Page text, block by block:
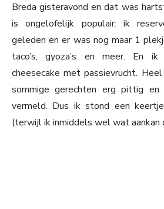
Breda gisteravond en dat was
is ongelofelijk populair: ik
geleden en er was nog maar 1
taco’s, gyoza’s en meer. En
cheesecake met passievrucht.
sommige gerechten erg pittig
vermeld. Dus ik stond een
(terwijl ik inmiddels wel wat aankan